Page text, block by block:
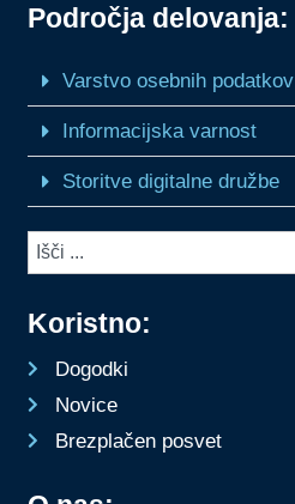
Koristno:
Dogodki
Novice
Brezplačen posvet
Področja delovanja:
Varstvo osebnih podatkov
Informacijska varnost
Storitve digitalne družbe